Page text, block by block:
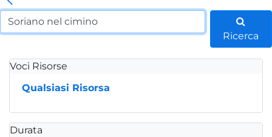
Ricerca
Voci Risorse
Qualsiasi Risorsa
Durata